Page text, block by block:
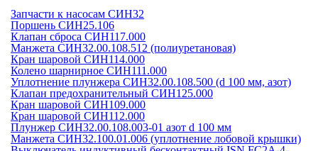
Запчасти к насосам СИН32
Поршень СИН25.106
Клапан сброса СИН117.000
Манжета СИН32.00.108.512 (полиуретановая)
Кран шаровой СИН114.000
Колено шарнирное СИН111.000
Уплотнение плунжера СИН32.00.108.500 (d 100 мм, азот)
Клапан предохранительный СИН125.000
Кран шаровой СИН109.000
Кран шаровой СИН112.000
Плунжер СИН32.00.108.003-01 азот d 100 мм
Манжета СИН32.100.01.006 (уплотнение лобовой крышки)